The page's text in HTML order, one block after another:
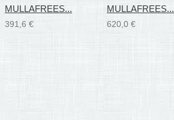
MULLAFREES...
391,6 €
MULLAFREES...
620,0 €